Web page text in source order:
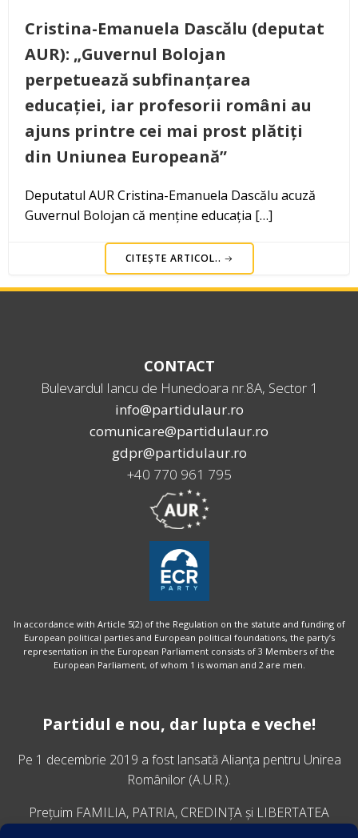
Cristina-Emanuela Dascălu (deputat
AUR): „Guvernul Bolojan
perpetuează subfinanțarea
educației, iar profesorii români au
ajuns printre cei mai prost plătiți
din Uniunea Europeană”
Deputatul AUR Cristina-Emanuela Dascălu acuză
Guvernul Bolojan că menține educația […]
CITEȘTE ARTICOL..
CONTACT
Bulevardul Iancu de Hunedoara nr.8A, Sector 1
info@partidulaur.ro
comunicare@partidulaur.ro
gdpr@partidulaur.ro
+40 770 961 795
In accordance with Article 5(2) of the Regulation on the statute and funding of
European political parties and European political foundations, the party’s
representation in the European Parliament consists of 3 Members of the
European Parliament, of whom 1 is woman and 2 are men.
Partidul e nou, dar lupta e veche!
Pe 1 decembrie 2019 a fost lansatăAlianța pentru Unirea
Românilor (A.U.R.).
Prețuim FAMILIA, PATRIA, CREDINȚA și LIBERTATEA